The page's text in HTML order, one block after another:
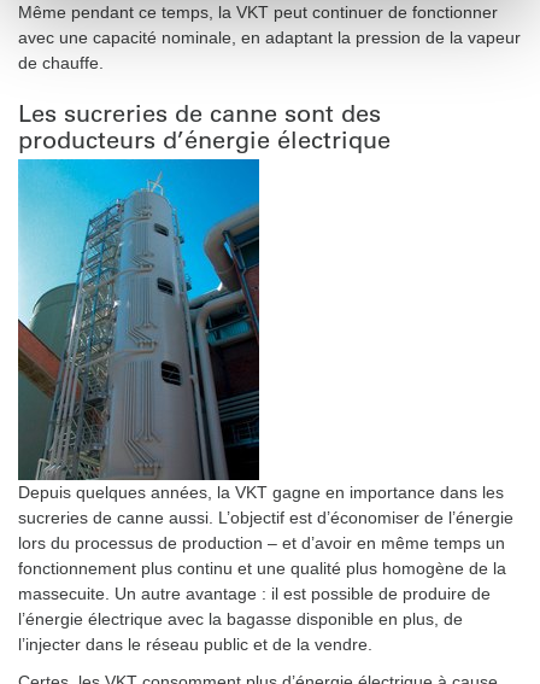
Même pendant ce temps, la VKT peut continuer de fonctionner
avec une capacité nominale, en adaptant la pression de la vapeur
de chauffe.
Les sucreries de canne sont des
producteurs d’énergie électrique
Depuis quelques années, la VKT gagne en importance dans les
sucreries de canne aussi. L’objectif est d’économiser de l’énergie
lors du processus de production – et d’avoir en même temps un
fonctionnement plus continu et une qualité plus homogène de la
massecuite. Un autre avantage : il est possible de produire de
l’énergie électrique avec la bagasse disponible en plus, de
l’injecter dans le réseau public et de la vendre.